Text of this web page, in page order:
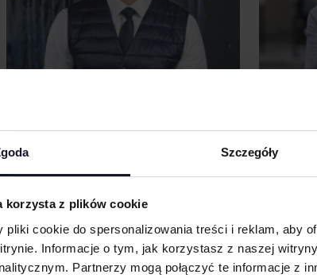
Szczegóły
korzysta z plików cookie
pliki cookie do spersonalizowania treści i reklam, aby
Informacje o tym, jak korzystasz z naszej
Partnerzy mogą połączyć te informacje z
ARTHUR
NEOBLU Od 124.81 zł netto
ARTHUR
NEOBLU